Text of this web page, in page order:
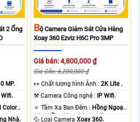
2 Ống
MP.
Wifi.
Color
Nhà.
BỘ Camera Giám Sát Cửa Hàng
Xoay 360 Ezviz H6C Pro 3MP
Giá bán: 4,800,000 ₫
Giá Gốc: 6,200,000 ₫
️👀 Chất lượng hình Ảnh :2K Lite .
⚒ Camera Công nghệ :
IP Wifi.
🔅 Tầm Xa Ban Đêm : Hồng Ngoại
10m Hồng Ngoại Smart IR.
💦 Loại CameraXoay 360.